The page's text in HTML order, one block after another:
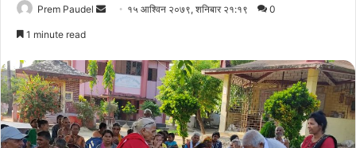
Prem Paudel
Send १५ आश्विन २०७९, शनिबार २१:१९ 0
1 minute read